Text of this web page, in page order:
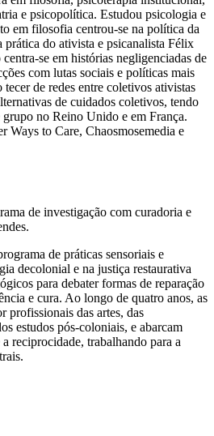
e psicopolítica. Estudou psicologia e
em filosofia centrou-se na política da
prática do ativista e psicanalista Félix
se em histórias negligenciadas de
com lutas sociais e políticas mais
de redes entre coletivos ativistas
de cuidados coletivos, tendo
no Reino Unido e em França.
Ways to Care, Chaosmosemedia e
de investigação com curadoria e
de práticas sensoriais e
decolonial e na justiça restaurativa
para debater formas de reparação
e cura. Ao longo de quatro anos, as
profissionais das artes, das
estudos pós-coloniais, e abarcam
reciprocidade, trabalhando para a